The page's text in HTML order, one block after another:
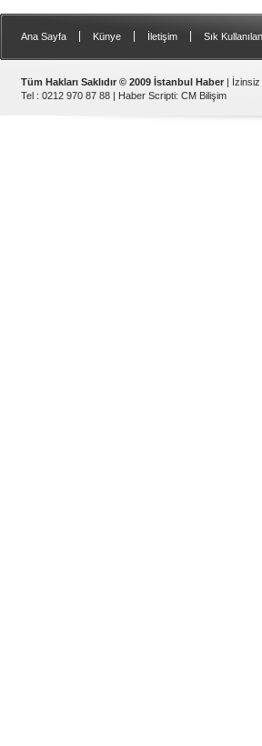
Ana Sayfa Künye İletişim Sık
Tüm Hakları Saklıdır © 2009 İstanbul Haber |
Tel : 0212 970 87 88 | Haber Scripti: CM Bilişim